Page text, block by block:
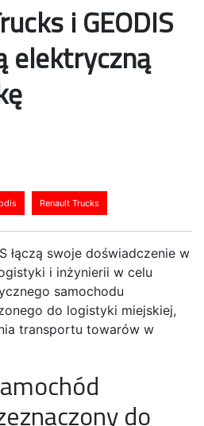
i GEODIS
elektryczną
Renault Trucks
łączą swoje doświadczenie w
i inżynierii w celu
samochodu
do logistyki miejskiej,
transportu towarów w
do